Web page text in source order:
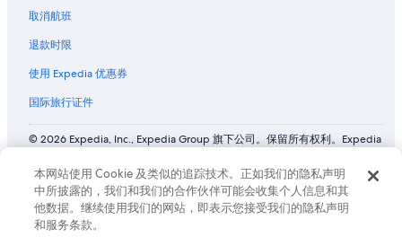
取消航班
退款时限
使用 Expedia 优惠券
国际旅行证件
© 2026 Expedia, Inc., Expedia Group 旗下公司。保留所有权利。Expedia
标。 CST# 2029030-50.
本网站使用 Cookie 及类似的追踪技术。正如我们的隐私声明
中所披露的，我们和我们的合作伙伴可能会收集个人信息和其
他数据。继续使用我们的网站，即表示您接受我们的隐私声明
和服务条款。